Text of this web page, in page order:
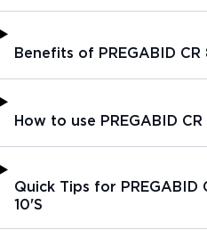
Benefits of PREGABID CR
How to use PREGABID
Quick Tips for PREGABID
10'S